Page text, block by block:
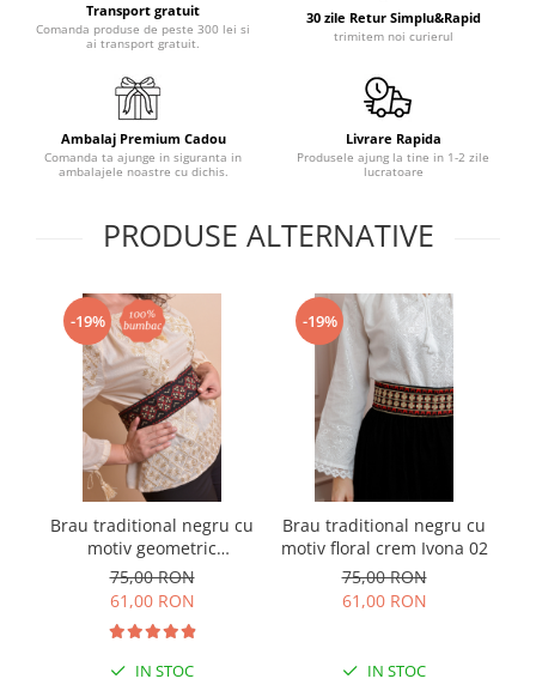
Transport gratuit
Comanda produse de peste 300 lei si
ai transport gratuit.
30 zile Retur Simplu&Rapid
trimitem noi curierul
Ambalaj Premium Cadou
Comanda ta ajunge in siguranta in
ambalajele noastre cu dichis.
Livrare Rapida
Produsele ajung la tine in 1-2 zile
lucratoare
PRODUSE ALTERNATIVE
-19%
Brau traditional negru cu
motiv geometric
multicolor Doina
75,00 RON
61,00 RON
IN STOC
-19%
Brau traditional negru cu
motiv floral crem Ivona 02
75,00 RON
61,00 RON
IN STOC